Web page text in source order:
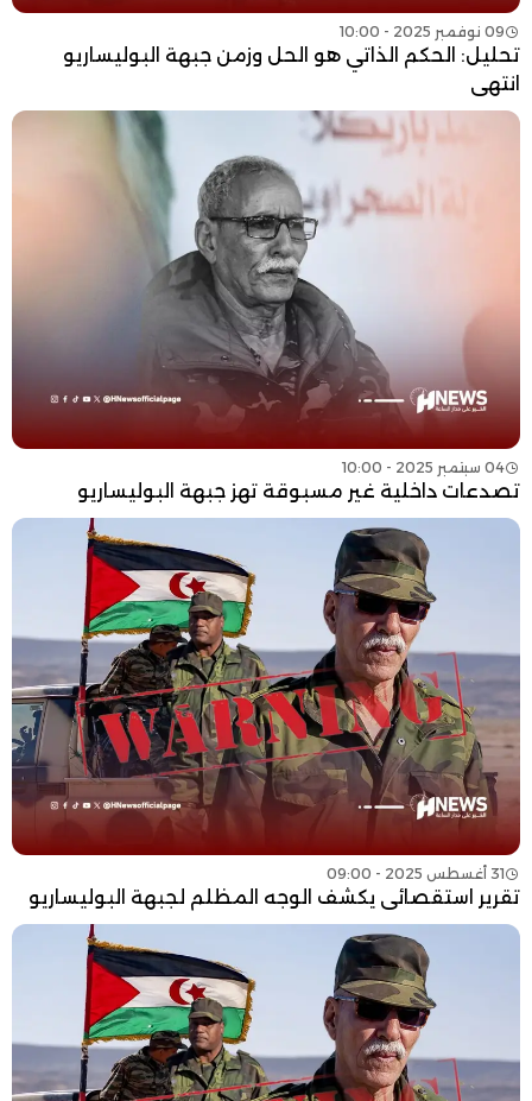
09 نوفمبر 2025 - 10:00
تحليل: الحكم الذاتي هو الحل وزمن جبهة البوليساريو
انتهى
04 سبتمبر 2025 - 10:00
تصدعات داخلية غير مسبوقة تهز جبهة البوليساريو
31 أغسطس 2025 - 09:00
تقرير استقصائي يكشف الوجه المظلم لجبهة البوليساريو